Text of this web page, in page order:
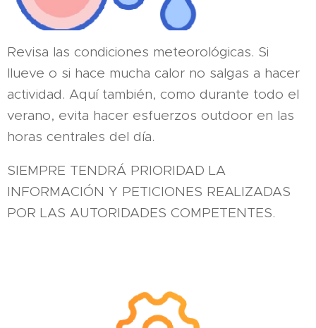
Revisa las condiciones meteorológicas. Si
llueve o si hace mucha calor no salgas a hacer
actividad. Aquí también, como durante todo el
verano, evita hacer esfuerzos outdoor en las
horas centrales del día.
SIEMPRE TENDRÁ PRIORIDAD LA
INFORMACIÓN Y PETICIONES REALIZADAS
POR LAS AUTORIDADES COMPETENTES.